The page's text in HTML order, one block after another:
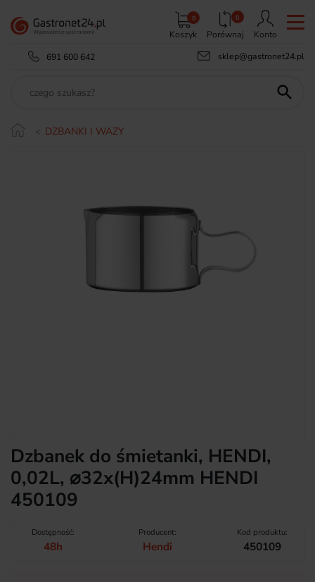
Koszyk
0 0
Porównaj
Konto
691 600 642
sklep@gastronet24.pl

DZBANKI I WAZY
Dzbanek do śmietanki, HENDI,
0,02L, ⌀32x(H)24mm HENDI
450109
Dostępność:
48h
Producent:
Hendi
Kod produktu:
450109